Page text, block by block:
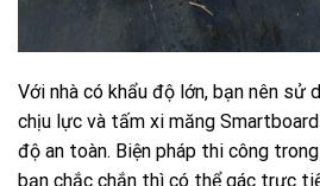
Với nhà có khẩu độ lớn, bạn nên sử
chịu lực và tấm xi măng
độ an toàn. Biện pháp thi công
bạn chắc chắn thì có thể gác trực